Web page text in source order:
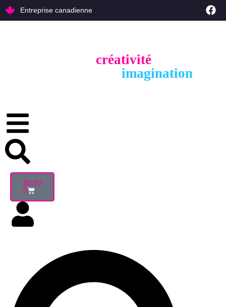
Entreprise canadienne
créativitéet capturer
imagination.
$0.00
0